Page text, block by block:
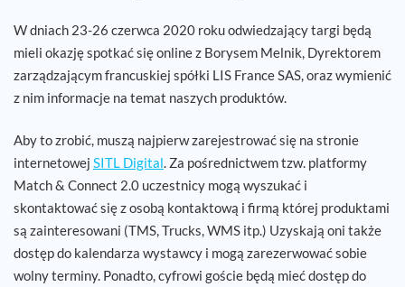
W dniach 23-26 czerwca 2020 roku odwiedzający targi będą
mieli okazję spotkać się online z Borysem Melnik, Dyrektorem
zarządzającym francuskiej spółki LIS France SAS, oraz wymienić
z nim informacje na temat naszych produktów.
Aby to zrobić, muszą najpierw zarejestrować się na stronie
internetowej SITL Digital. Za pośrednictwem tzw. platformy
Match & Connect 2.0 uczestnicy mogą wyszukać i
skontaktować się z osobą kontaktową i firmą której produktami
są zainteresowani (TMS, Trucks, WMS itp.) Uzyskają oni także
dostęp do kalendarza wystawcy i mogą zarezerwować sobie
wolny terminy. Ponadto, cyfrowi goście będą mieć dostęp do